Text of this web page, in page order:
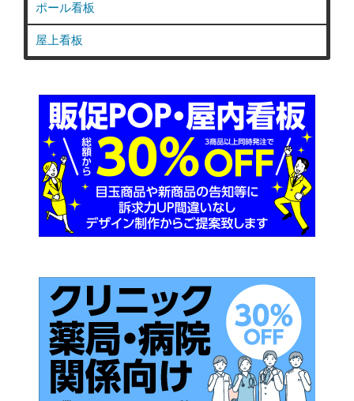
ポール看板
屋上看板